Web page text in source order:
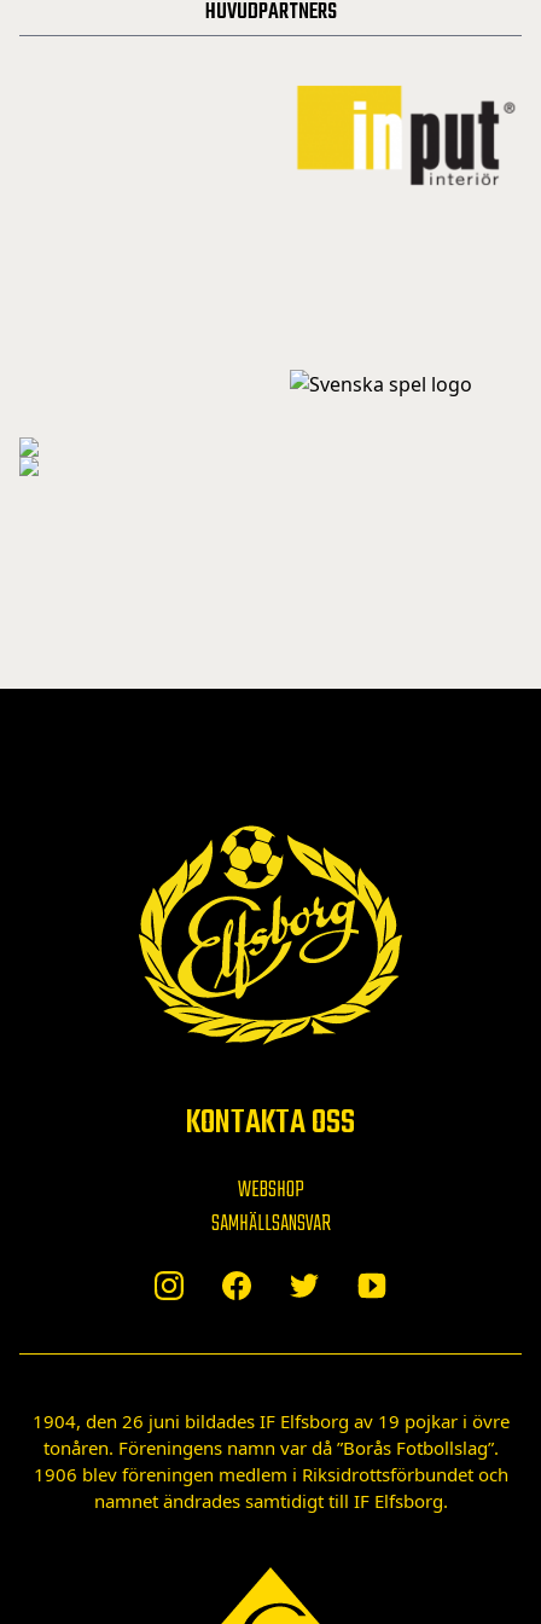
HUVUDPARTNERS
KONTAKTA OSS
WEBSHOP
SAMHÄLLSANSVAR
1904, den 26 juni bildades IF Elfsborg av 19 pojkar i övre
tonåren. Föreningens namn var då ”Borås Fotbollslag”.
1906 blev föreningen medlem i Riksidrottsförbundet och
namnet ändrades samtidigt till IF Elfsborg.